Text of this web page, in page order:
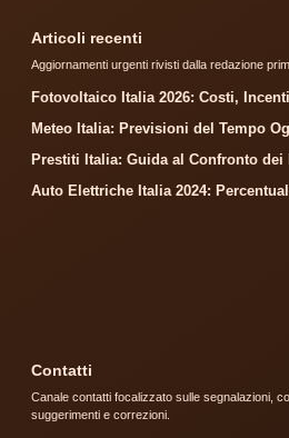
Articoli recenti
Aggiornamenti urgenti rivisti dalla redazione
Fotovoltaico Italia 2026: Costi,
Meteo Italia: Previsioni del Tempo
Prestiti Italia: Guida al Confronto
Auto Elettriche Italia 2024:
Contatti
Canale contatti focalizzato sulle segnalazioni,
suggerimenti e correzioni.